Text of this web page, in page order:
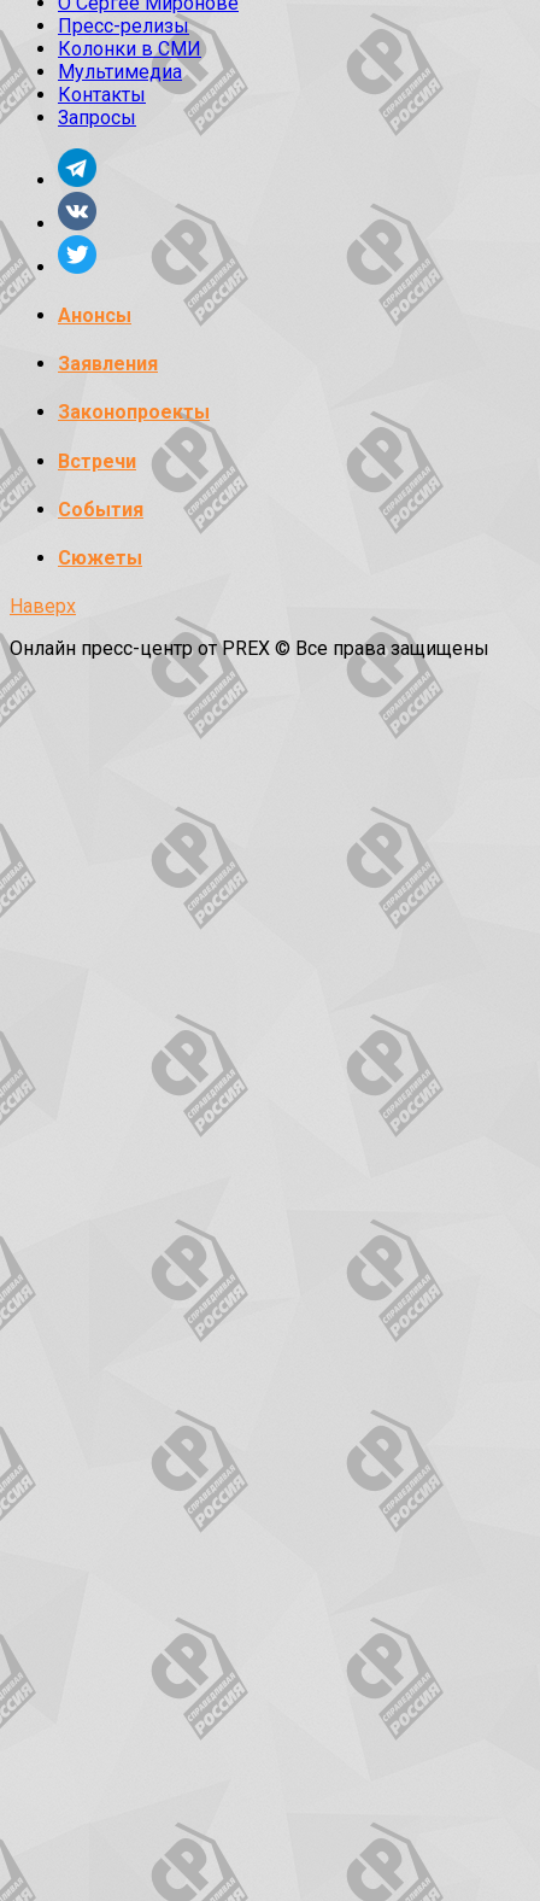
Пресс-релизы
Колонки в СМИ
Мультимедиа
Контакты
Запросы
Анонсы
Заявления
Законопроекты
Встречи
События
Сюжеты
Наверх
Онлайн пресс-центр от PREX © Все права защищены